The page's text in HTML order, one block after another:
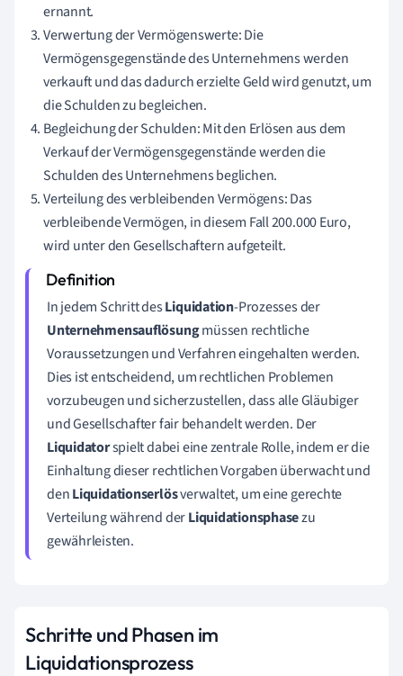
ernannt.
Verwertung der Vermögenswerte: Die
Vermögensgegenstände des Unternehmens werden
verkauft und das dadurch erzielte Geld wird genutzt, um
die Schulden zu begleichen.
Begleichung der Schulden: Mit den Erlösen aus dem
Verkauf der Vermögensgegenstände werden die
Schulden des Unternehmens beglichen.
Verteilung des verbleibenden Vermögens: Das
verbleibende Vermögen, in diesem Fall 200.000 Euro,
wird unter den Gesellschaftern aufgeteilt.
In jedem Schritt desLiquidation-Prozesses der
Unternehmensauflösungmüssen rechtliche
Voraussetzungen und Verfahren eingehalten werden.
Dies ist entscheidend, um rechtlichen Problemen
vorzubeugen und sicherzustellen, dass alle Gläubiger
und Gesellschafter fair behandelt werden. Der
Liquidatorspielt dabei eine zentrale Rolle, indem er die
Einhaltung dieser rechtlichen Vorgaben überwacht und
denLiquidationserlösverwaltet, um eine gerechte
Verteilung während derLiquidationsphasezu
gewährleisten.
Schritte und Phasen im
Liquidationsprozess